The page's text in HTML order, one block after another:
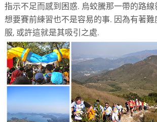
指示不足而感到困惑. 烏蛟騰那一帶的路
想要賽前練習也不是容易的事. 因為有著
服, 或許這就是其吸引之處.